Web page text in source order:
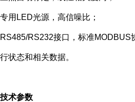
专用 LED光源，高信噪比；
RS485/RS232接口，标准MODBUS
行状态和相关数据。
技术参数